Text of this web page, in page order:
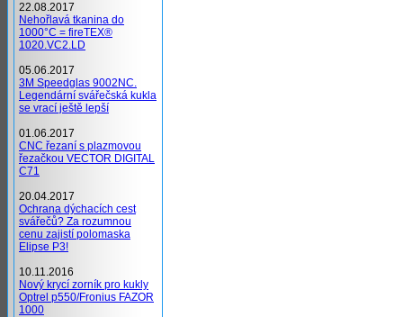
22.08.2017
Nehořlavá tkanina do
1000°C = fireTEX®
1020.VC2.LD
05.06.2017
3M Speedglas 9002NC.
Legendární svářečská kukla
se vrací ještě lepší
01.06.2017
CNC řezaní s plazmovou
řezačkou VECTOR DIGITAL
C71
20.04.2017
Ochrana dýchacích cest
svářečů? Za rozumnou
cenu zajistí polomaska
Elipse P3!
10.11.2016
Nový krycí zorník pro kukly
Optrel p550/Fronius FAZOR
1000